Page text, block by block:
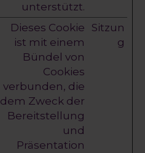
unterstützt.
Dieses Cookie
ist mit einem
Bündel von
Cookies
verbunden, die
dem Zweck der
Bereitstellung
und
Präsentation
Sitzun
g